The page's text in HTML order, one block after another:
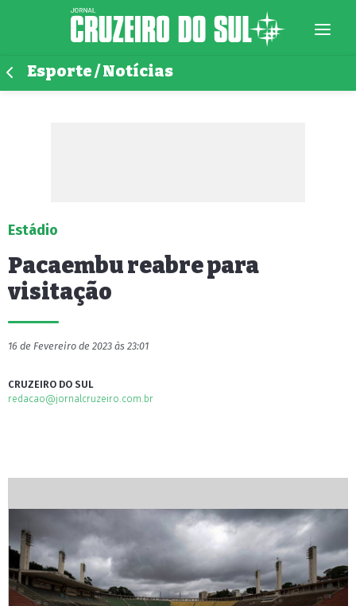
Esporte / Notícias
Estádio
Pacaembu reabre para
visitação
16 de Fevereiro de 2023 às 23:01
CRUZEIRO DO SUL
redacao@jornalcruzeiro.com.br